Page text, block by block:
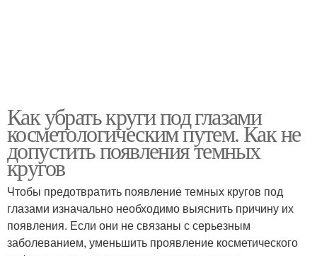
Как убрать круги под глазами
косметологическим путем. Как не
допустить появления темных
кругов
Чтобы предотвратить появление темных кругов под
глазами изначально необходимо выяснить причину их
появления. Если они не связаны с серьезным
заболеванием, уменьшить проявление косметического